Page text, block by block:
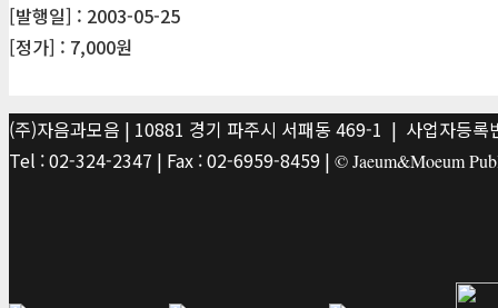
[발행일] : 2003-05-25
[정가] : 7,000원
(주)자음과모음 | 10881 경기 파주시 서패동 469-1 | 사업자등
Tel : 02-324-2347 | Fax : 02-6959-8459 | © Jaeum&Moeum